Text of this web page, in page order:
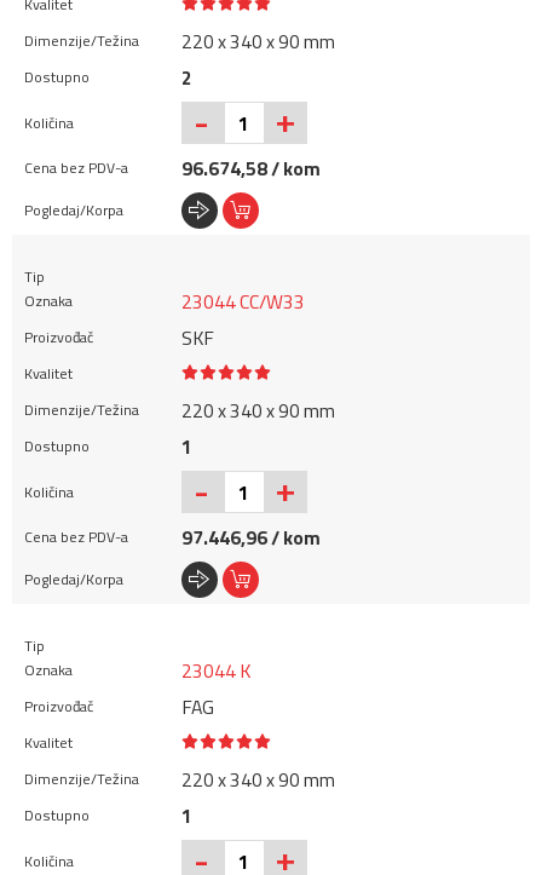
220 x 340 x 90 mm
2
- +
96.674,58 / kom
23044 CC/W33
SKF
220 x 340 x 90 mm
1
- +
97.446,96 / kom
23044 K
FAG
220 x 340 x 90 mm
1
- +